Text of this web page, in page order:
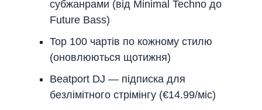
субжанрами (від Minimal Techno до
Future Bass)
Top 100 чартів по кожному стилю
(оновлюються щотижня)
Beatport DJ — підписка для
безлімітного стрімінгу (€14.99/міс)